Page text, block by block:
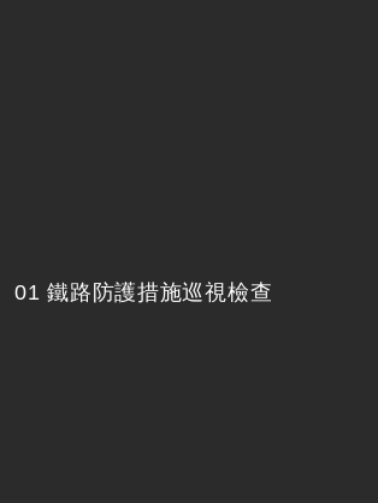
01 鐵路防護措施巡視檢查